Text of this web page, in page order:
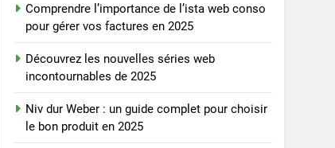
Comprendre l’importance de l’ista web conso
pour gérer vos factures en 2025
Découvrez les nouvelles séries web
incontournables de 2025
Niv dur Weber : un guide complet pour choisir
le bon produit en 2025